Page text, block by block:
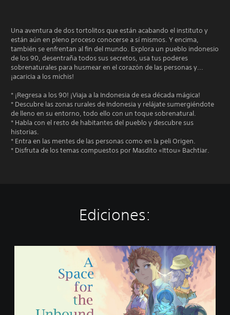
Una aventura de dos tortolitos que están acabando el instituto y
están aún en pleno proceso conocerse a sí mismos. Y encima,
también se enfrentan al fin del mundo. Explora un pueblo indonesio
de los 90, desentraña todos sus secretos, usa tus poderes
sobrenaturales para husmear en el corazón de las personas y...
¡acaricia a los michis!
* ¡Regresa a los 90! ¡Viaja a la Indonesia de esa década mágica!
* Descubre las zonas rurales de Indonesia y relájate sumergiéndote
de lleno en su entorno, todo ello con un toque sobrenatural.
* Habla con el resto de habitantes del pueblo y descubre sus
historias.
* Entra en las mentes de las personas como en la peli Origen.
* Disfruta de los temas compuestos por Masdito «Ittou» Bachtiar.
Ediciones: